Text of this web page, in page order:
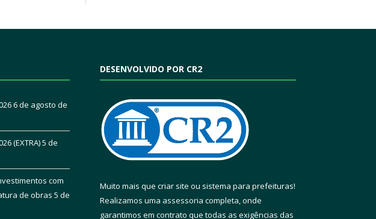
6 de agosto de
(EXTRA)5 de
com
de obras 5 de
DESENVOLVIDO POR CR2
Muito mais que criar site ou sistema para prefeituras!
Realizamos uma assessoria completa, onde
garantimos em contrato que todas as exigências das